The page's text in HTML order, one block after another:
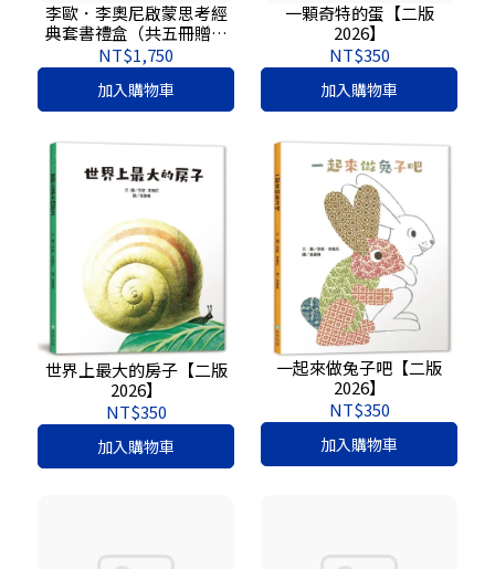
李歐．李奧尼啟蒙思考經
典套書禮盒（共五冊贈親
子共讀引導手冊+創意DIY
色紙組）
NT$1,750
加入購物車
一顆奇特的蛋【二版
2026】
NT$350
加入購物車
世界上最大的房子【二版
2026】
NT$350
加入購物車
一起來做兔子吧【二版
2026】
NT$350
加入購物車